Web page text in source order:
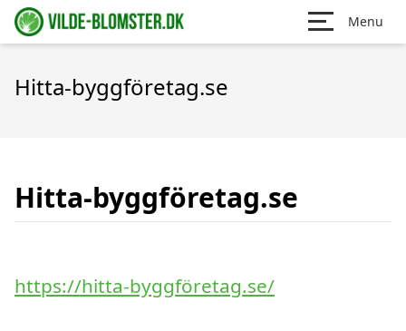
Menu
Hitta-byggföretag.se
Hitta-byggföretag.se
https://hitta-byggföretag.se/